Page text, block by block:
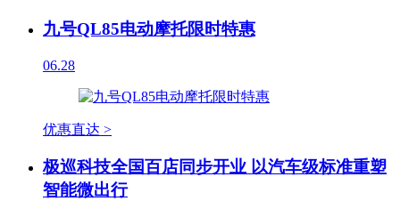
九号QL85电动摩托限时特惠
06.28
优惠直达 >
极巡科技全国百店同步开业 以汽车级标准重塑
智能微出行